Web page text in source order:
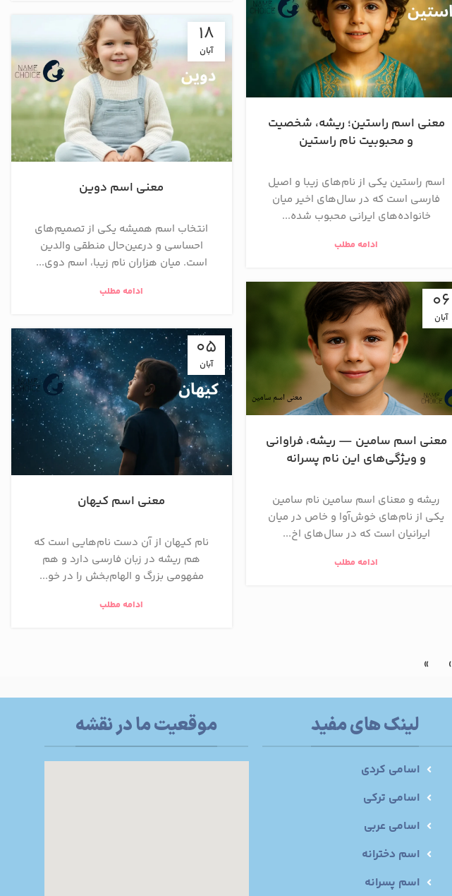
معنی اسم راستین؛ ریشه، شخصیت
و محبوبیت نام راستین
اسم راستین یکی از نام‌های زیبا و اصیل
فارسی است که در سال‌های اخیر میان
خانواده‌های ایرانی محبوب شده...
ادامه مطلب
18
آبان
معنی اسم دوین
انتخاب اسم همیشه یکی از تصمیم‌های
احساسی و درعین‌حال منطقی والدین
است. میان هزاران نام زیبا، اسم دوی...
ادامه مطلب 06
آبان
معنی اسم سامین — ریشه، فراوانی
و ویژگی‌های این نام پسرانه
ریشه و معنای اسم سامین نام سامین
یکی از نام‌های خوش‌آوا و خاص در میان
ایرانیان است که در سال‌های اخ...
ادامه مطلب
05
آبان
معنی اسم کیهان
نام کیهان از آن دست نام‌هایی است که
هم ریشه در زبان فارسی دارد و هم
مفهومی بزرگ و الهام‌بخش را در خو...
ادامه مطلب
›
»
لینک های مفید
اسامی کردی
اسامی ترکی
اسامی عربی
اسم دخترانه
اسم پسرانه
موقعیت ما در نقشه